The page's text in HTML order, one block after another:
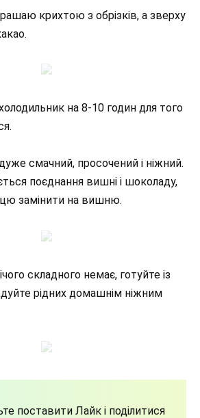
крихтою з обрізків, а зверху
на 8-10 годин для того
смачний, просочений і ніжний.
поєднання вишні і шоколаду,
замінити на вишню.
складного немає, готуйте із
рідних домашнім ніжним
поставити Лайк і поділитися